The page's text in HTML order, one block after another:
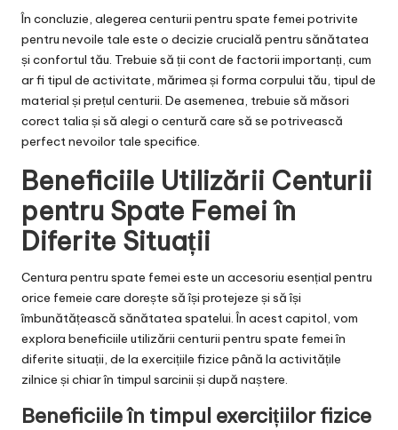
În concluzie, alegerea centurii pentru spate femei potrivite
pentru nevoile tale este o decizie crucială pentru sănătatea
și confortul tău. Trebuie să ții cont de factorii importanți, cum
ar fi tipul de activitate, mărimea și forma corpului tău, tipul de
material și prețul centurii. De asemenea, trebuie să măsori
corect talia și să alegi o centură care să se potrivească
perfect nevoilor tale specifice.
Beneficiile Utilizării Centurii
pentru Spate Femei în
Diferite Situații
Centura pentru spate femei este un accesoriu esențial pentru
orice femeie care dorește să își protejeze și să își
îmbunătățească sănătatea spatelui. În acest capitol, vom
explora beneficiile utilizării centurii pentru spate femei în
diferite situații, de la exercițiile fizice până la activitățile
zilnice și chiar în timpul sarcinii și după naștere.
Beneficiile în timpul exercițiilor fizice